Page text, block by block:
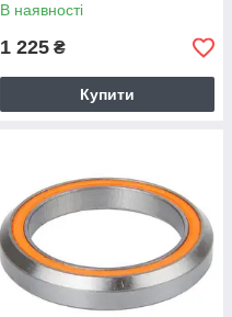
В наявності
1 225 ₴
Купити